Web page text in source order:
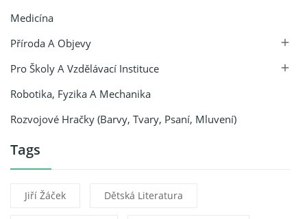
Medicína
Příroda A Objevy

Pro Školy A Vzdělávací Instituce 
Robotika, Fyzika A Mechanika
Rozvojové Hračky (barvy, Tvary, Psaní, Mluvení)
Tags
Jiří Žáček Dětská Literatura